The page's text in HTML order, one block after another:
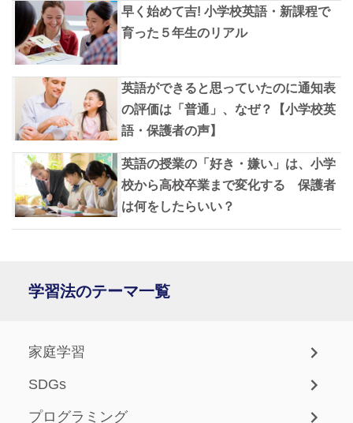
早く始めて吉! 小学校英語・新課程で
育った５年生のリアル
英語ができると思っていたのに通知表
の評価は「普通」、なぜ？【小学校英
語・保護者の声】
英語の授業の「好き・嫌い」は、小学
校から高校卒業まで変化する 保護者
は何をしたらいい？
学習法のテーマ一覧
家庭学習
SDGs
プログラミング